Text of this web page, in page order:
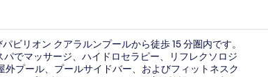
ビリオン クアラルンプールから徒歩 15 分圏内です。
でマッサージ、ハイドロセラピー、リフレクソロジ
プール、プールサイドバー、およびフィットネスク